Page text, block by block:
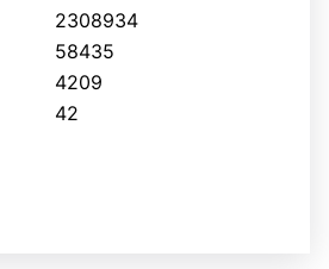
42
2308934
58435
4209